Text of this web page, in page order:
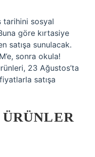
tarihini sosyal
göre kırtasiye
satışa sunulacak.
sonra okula!
23 Ağustos’ta
satışa